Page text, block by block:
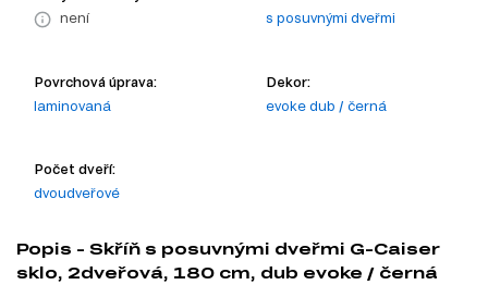
není
s posuvnými dveřmi
Povrchová úprava:
laminovaná
Dekor:
evoke dub / černá
Počet dveří:
dvoudveřové
Popis - Skříň s posuvnými dveřmi G-Caiser
sklo, 2dveřová, 180 cm, dub evoke / černá